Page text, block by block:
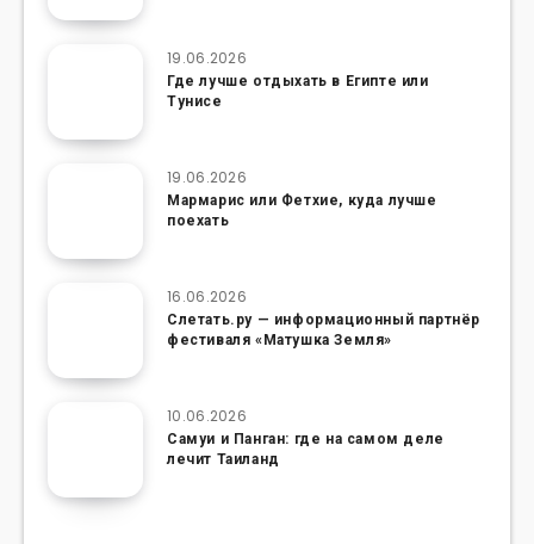
19.06.2026
Где лучше отдыхать в Египте или
Тунисе
19.06.2026
Мармарис или Фетхие, куда лучше
поехать
16.06.2026
Слетать.ру — информационный партнёр
фестиваля «Матушка Земля»
10.06.2026
Самуи и Панган: где на самом деле
лечит Таиланд